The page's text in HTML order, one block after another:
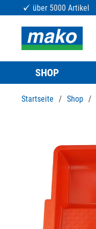
über 5000 Artikel
SHOP
Startseite / Shop /